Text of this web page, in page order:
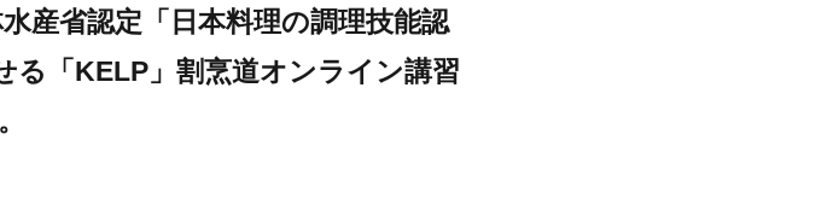
産省認定「日本料理の調理技能認
る「KELP」割烹道オンライン講習